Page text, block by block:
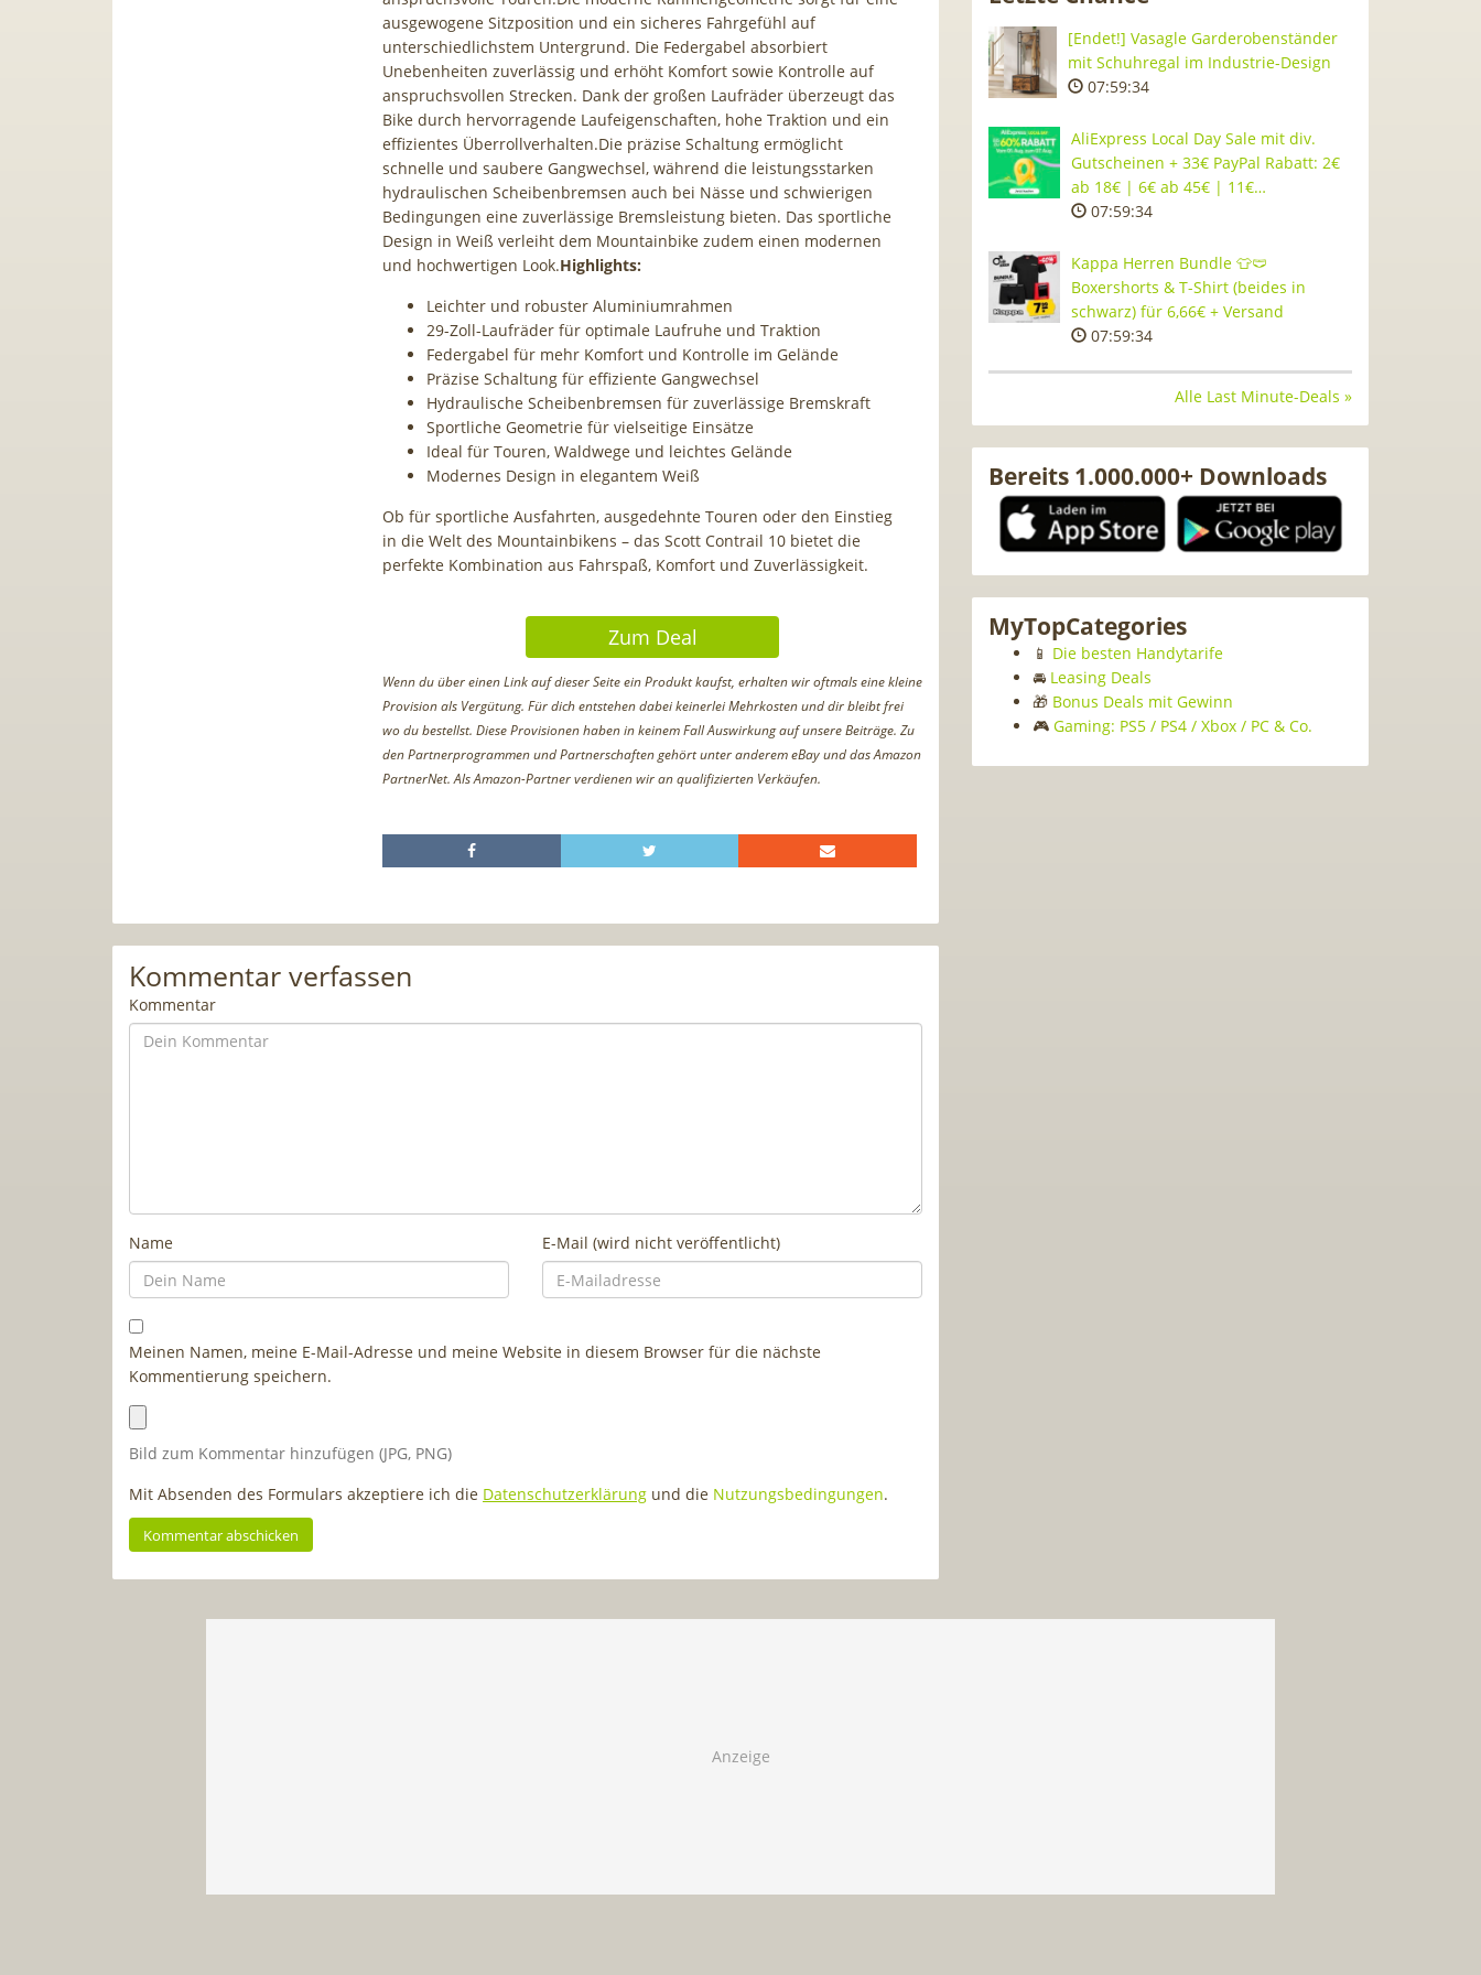
ausgewogene Sitzposition und ein sicheres Fahrgefühl auf
unterschiedlichstem Untergrund. Die Federgabel absorbiert
Unebenheiten zuverlässig und erhöht Komfort sowie Kontrolle auf
anspruchsvollen Strecken. Dank der großen Laufräder überzeugt das
Bike durch hervorragende Laufeigenschaften, hohe Traktion und ein
effizientes Überrollverhalten.Die präzise Schaltung ermöglicht
schnelle und saubere Gangwechsel, während die leistungsstarken
hydraulischen Scheibenbremsen auch bei Nässe und schwierigen
Bedingungen eine zuverlässige Bremsleistung bieten. Das sportliche
Design in Weiß verleiht dem Mountainbike zudem einen modernen
und hochwertigen Look.Highlights:
Leichter und robuster Aluminiumrahmen
29-Zoll-Laufräder für optimale Laufruhe und Traktion
Federgabel für mehr Komfort und Kontrolle im Gelände
Präzise Schaltung für effiziente Gangwechsel
Hydraulische Scheibenbremsen für zuverlässige Bremskraft
Sportliche Geometrie für vielseitige Einsätze
Ideal für Touren, Waldwege und leichtes Gelände
Modernes Design in elegantem Weiß
Ob für sportliche Ausfahrten, ausgedehnte Touren oder den Einstieg
in die Welt des Mountainbikens – das Scott Contrail 10 bietet die
perfekte Kombination aus Fahrspaß, Komfort und Zuverlässigkeit.
Zum Deal
Wenn du über einen Link auf dieser Seite ein Produkt kaufst, erhalten wir oftmals eine kleine
Provision als Vergütung. Für dich entstehen dabei keinerlei Mehrkosten und dir bleibt frei
wo du bestellst. Diese Provisionen haben in keinem Fall Auswirkung auf unsere Beiträge. Zu
den Partnerprogrammen und Partnerschaften gehört unter anderem eBay und das Amazon
PartnerNet. Als Amazon-Partner verdienen wir an qualifizierten Verkäufen.
Kommentar verfassen
Kommentar
Name E-Mail (wird nicht veröffentlicht)
Meinen Namen, meine E-Mail-Adresse und meine Website in diesem Browser für die nächste
Kommentierung speichern.
Bild zum Kommentar hinzufügen (JPG, PNG)
Mit Absenden des Formulars akzeptiere ich die Datenschutzerklärung und die Nutzungsbedingungen.
[Endet!] Vasagle Garderobenständer
mit Schuhregal im Industrie-Design
07:59:33
AliExpress Local Day Sale mit div.
Gutscheinen + 33€ PayPal Rabatt: 2€
ab 18€ | 6€ ab 45€ | 11€…
07:59:33
Kappa Herren Bundle 👕🩲
Boxershorts & T-Shirt (beides in
schwarz) für 6,66€ + Versand
07:59:33
Alle Last Minute-Deals »
Bereits 1.000.000+ Downloads
MyTopCategories
📱 Die besten Handytarife
🚘 Leasing Deals
🎁 Bonus Deals mit Gewinn
🎮 Gaming: PS5 / PS4 / Xbox / PC & Co.